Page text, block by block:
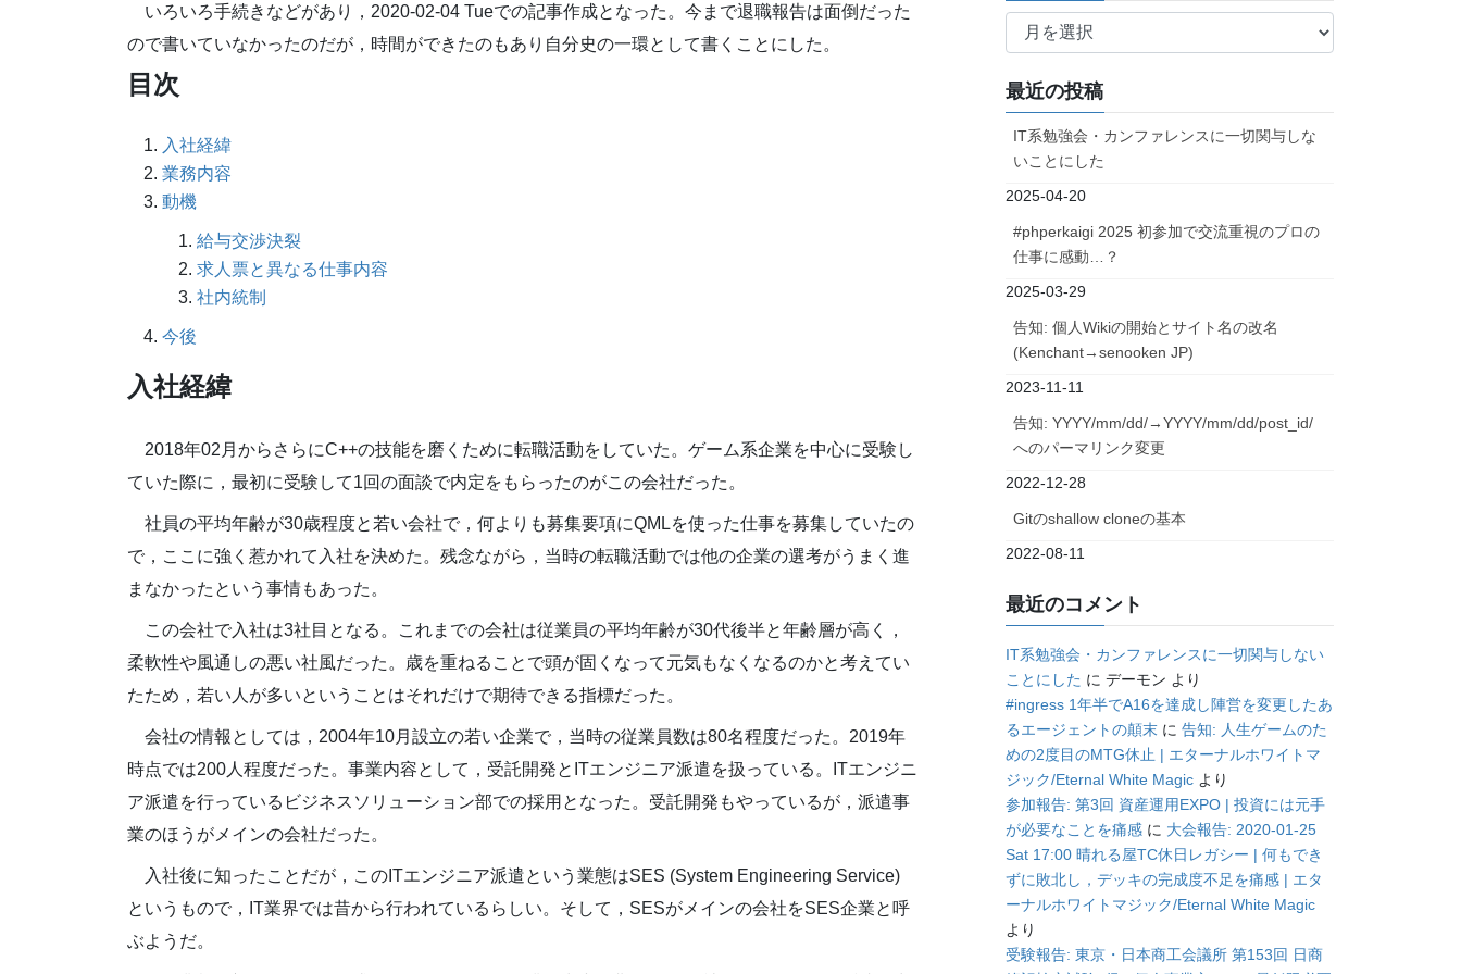
いろいろ手続きなどがあり，2020-02-04 Tueでの記事作成となった。今まで退職報告は面倒だった
ので書いていなかったのだが，時間ができたのもあり自分史の一環として書くことにした。
目次
入社経緯
業務内容
動機
給与交渉決裂
求人票と異なる仕事内容
社内統制
今後
入社経緯
2018年02月からさらにC++の技能を磨くために転職活動をしていた。ゲーム系企業を中心に受験し
ていた際に，最初に受験して1回の面談で内定をもらったのがこの会社だった。
社員の平均年齢が30歳程度と若い会社で，何よりも募集要項にQMLを使った仕事を募集していたの
で，ここに強く惹かれて入社を決めた。残念ながら，当時の転職活動では他の企業の選考がうまく進
まなかったという事情もあった。
この会社で入社は3社目となる。これまでの会社は従業員の平均年齢が30代後半と年齢層が高く，
柔軟性や風通しの悪い社風だった。歳を重ねることで頭が固くなって元気もなくなるのかと考えてい
たため，若い人が多いということはそれだけで期待できる指標だった。
会社の情報としては，2004年10月設立の若い企業で，当時の従業員数は80名程度だった。2019年
時点では200人程度だった。事業内容として，受託開発とITエンジニア派遣を扱っている。ITエンジニ
ア派遣を行っているビジネスソリューション部での採用となった。受託開発もやっているが，派遣事
業のほうがメインの会社だった。
入社後に知ったことだが，このITエンジニア派遣という業態はSES (System Engineering Service)
というもので，IT業界では昔から行われているらしい。そして，SESがメインの会社をSES企業と呼
ぶようだ。
ア
イ
ブ
最近の投稿
IT系勉強会・カンファレンスに一切関与しな
いことにした
2025-04-20
#phperkaigi 2025 初参加で交流重視のプロの
仕事に感動…？
2025-03-29
告知: 個人Wikiの開始とサイト名の改名
(Kenchant→senooken JP)
2023-11-11
告知: YYYY/mm/dd/→YYYY/mm/dd/post_id/
へのパーマリンク変更
2022-12-28
Gitのshallow cloneの基本
2022-08-11
最近のコメント
IT系勉強会・カンファレンスに一切関与しない
ことにした にデーモン より
#ingress 1年半でA16を達成し陣営を変更したあ
るエージェントの顛末 に告知: 人生ゲームのた
めの2度目のMTG休止 | エターナルホワイトマ
ジック/Eternal White Magic より
参加報告: 第3回 資産運用EXPO | 投資には元手
が必要なことを痛感 に 大会報告: 2020-01-25
Sat 17:00 晴れる屋TC休日レガシー | 何もでき
ずに敗北し，デッキの完成度不足を痛感 | エタ
ーナルホワイトマジック/Eternal White Magic
より
受験報告: 東京・日本商工会議所 第153回 日商